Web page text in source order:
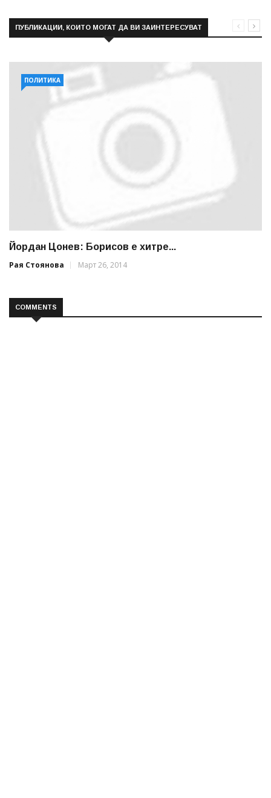
ПУБЛИКАЦИИ, КОИТО МОГАТ ДА ВИ ЗАИНТЕРЕСУВАТ
ПОЛИТИКА
Йордан Цонев: Борисов е хитре...
Рая Стоянова
Март 26, 2014
COMMENTS